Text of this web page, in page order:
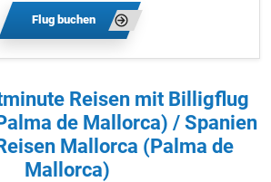
Flug buchen
Reisen mit Billigflug
de Mallorca) / Spanien
Mallorca (Palma de
Mallorca)